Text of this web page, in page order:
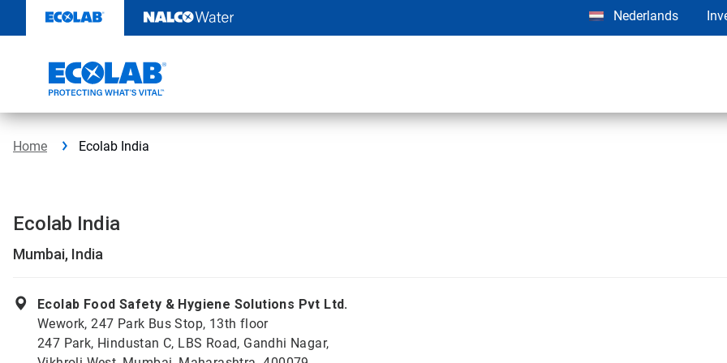
content
Nederlands
Home Ecolab India
Ecolab India
Mumbai, India
Ecolab Food Safety & Hygiene Solutions Pvt Ltd.
Wework, 247 Park Bus Stop, 13th floor
247 Park, Hindustan C, LBS Road, Gandhi Nagar,